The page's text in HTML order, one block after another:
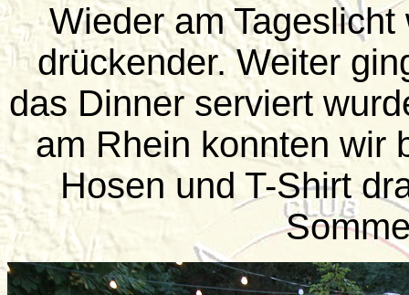
Wieder am
drückender. Weiter
das Dinner serviert
am Rhein konnten wir
Hosen und T-Shirt